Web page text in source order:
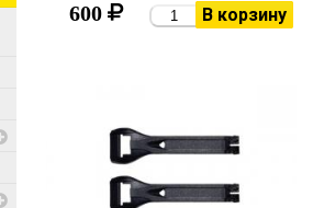
600 В корзину